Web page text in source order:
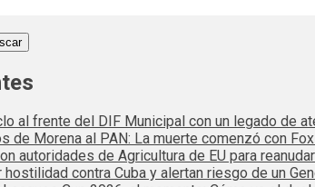
al frente del DIF Municipal con un legado de
de Morena al PAN: La muerte comenzó con
autoridades de Agricultura de EU para
hostilidad contra Cuba y alertan riesgo de un